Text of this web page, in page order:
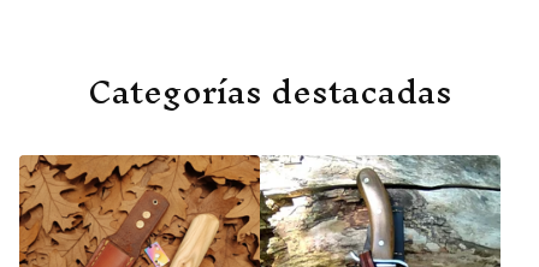
Categorías destacadas